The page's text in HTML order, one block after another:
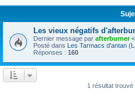
Les vieux négatifs
Dernier message par afterburner«
Posté dans Les Tarmacs d'antan
Réponses : 160
1 résultat trouvé